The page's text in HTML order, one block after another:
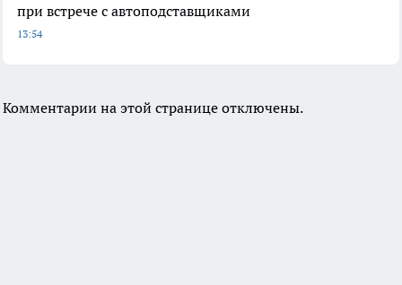
при встрече с автоподставщиками
13:54
Комментарии на этой странице отключены.